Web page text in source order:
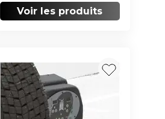
Voir les produits